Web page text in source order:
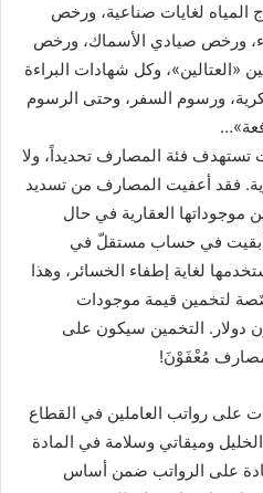
المياه لغايات صناعية، ورخص
ورخص صيادي الأسماك، ورخص
«العتالين»، وكل شهادات البراءة
ورسوم السفر، وحتى الرسوم
تستهدف فئة المصارف تحديداً، ولا
فقد أعفيت المصارف من تسديد
موجوداتها العقارية في حال
أبقيت في حساب مستقلّ في
لغاية إطفاء الخسائر، وهذا
لتخمين قيمة موجودات
العقارية بمبلغ 11 مليون دولار. التخمين سيكون على
مُعْفَوْنَ!
على رواتب العاملين في القطاع
وميقاتي وسلامة في المادة
على الرواتب ضمن أساس